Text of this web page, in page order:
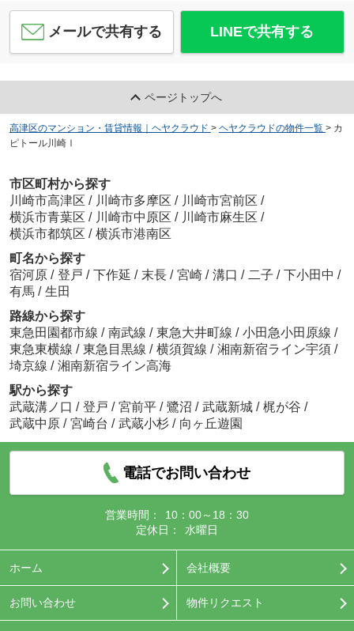
メールで共有する LINEで共有する
ページトップへ
高津区のマンション・賃貸情報｜ヘヤクラウド > ヘヤクラウドの物件一覧 > カ
ピトール川崎Ⅰ
市区町村から探す
川崎市高津区 / 川崎市多摩区 / 川崎市宮前区 /
横浜市青葉区 / 川崎市中原区 / 川崎市麻生区 /
横浜市都筑区 / 横浜市港南区
町名から探す
宿河原 / 登戸 / 下作延 / 末長 / 宮崎 / 溝口 / 二子 / 下小田中 /
有馬 / 生田
路線から探す
東急田園都市線 / 南武線 / 東急大井町線 / 小田急小田原線 /
東急東横線 / 東急目黒線 / 横須賀線 / 湘南新宿ライン宇須 /
埼京線 / 湘南新宿ライン高海
駅から探す
武蔵溝ノ口 / 登戸 / 宮前平 / 鷺沼 / 武蔵新城 / 梶が谷 /
武蔵中原 / 宮崎台 / 武蔵小杉 / 向ヶ丘遊園
電話でお問い合わせ
営業時間：
10：00～18：30
定休日：
水曜日
ホーム 会社概要
お問い合わせ 物件リクエスト